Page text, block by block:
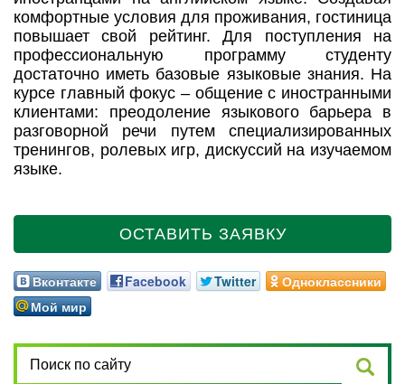
комфортные условия для проживания, гостиница
повышает свой рейтинг. Для поступления на
профессиональную программу студенту
достаточно иметь базовые языковые знания. На
курсе главный фокус – общение с иностранными
клиентами: преодоление языкового барьера в
разговорной речи путем специализированных
тренингов, ролевых игр, дискуссий на изучаемом
языке.
ОСТАВИТЬ ЗАЯВКУ
Вконтакте Facebook Twitter
Одноклассники
Мой мир